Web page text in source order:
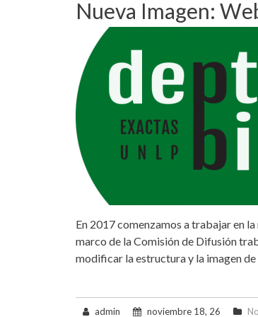
Nueva Imagen:
En 2017 comenzamos a trabajar en
marco de la Comisión de Difusión
modificar la estructura y la imagen
admin noviembre 18, 26